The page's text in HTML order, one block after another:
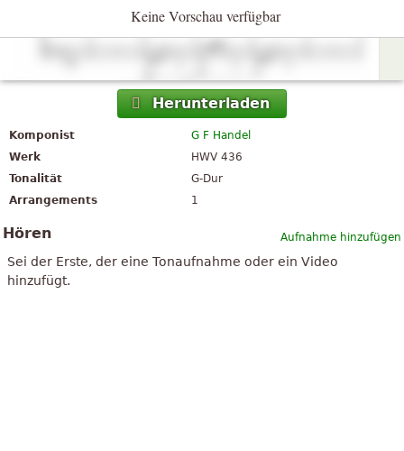
Keine Vorschau verfügbar
Herunterladen
Komponist
G F Handel
Werk
HWV 436
Tonalität
G-Dur
Arrangements
1
Aufnahme hinzufügen
Hören
Sei der Erste, der eine Tonaufnahme oder ein Video
hinzufügt.